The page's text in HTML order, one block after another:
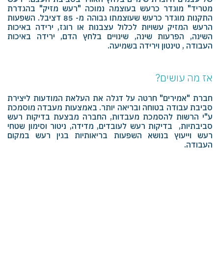
מטריד" מוגדר כרעש בעוצמה נמוכה "רעש מזיק" בהגדרת
התקנות מוגדר כרעש שעוצמתו גבוהה מ- 85 דציבל. השפעות
הרעש המזיק עשויות לכלול עצבנות או רוגז, ירידה באיכות
השינה, הפרעות שינה, שינויים בלחץ הדם, ירידה באיכות
העבודה , טינטון וירידה בשמיעה.
אז מה עושים?
חברת "אמירים" חרטה על דגלה את העלאת המודעות ליצירת
סביבת עבודה בטוחה ובריאה יותר. באמצעות מעבדה מוסמכת
ע"י הרשות להסמכת מעבדות, החברה מבצעת בדיקות רעש
סביבתיות, בדיקות רעש לעובדים, מדידה, ניטור וסימון שטחי
רעש וייעוץ בנושא השפעות בריאותיות בגין רעש במקום
העבודה.